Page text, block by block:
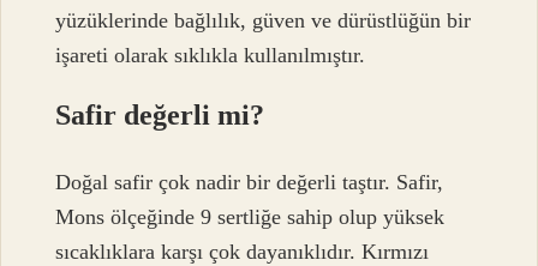
yüzüklerinde bağlılık, güven ve dürüstlüğün bir
işareti olarak sıklıkla kullanılmıştır.
Safir değerli mi?
Doğal safir çok nadir bir değerli taştır. Safir,
Mons ölçeğinde 9 sertliğe sahip olup yüksek
sıcaklıklara karşı çok dayanıklıdır. Kırmızı